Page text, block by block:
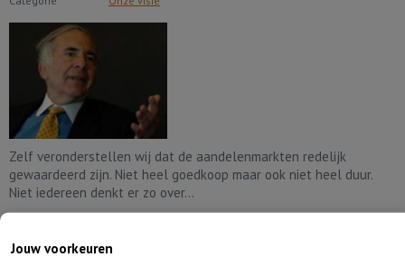
Jouw voorkeuren
Zelf veronderstellen wij dat de aandelenmarkten redelijk
gewaardeerd zijn. Niet heel goedkoop maar ook niet heel duur.
Niet iedereen denkt er zo over...